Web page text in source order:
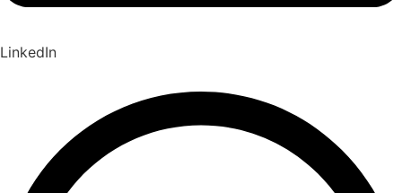
LinkedIn